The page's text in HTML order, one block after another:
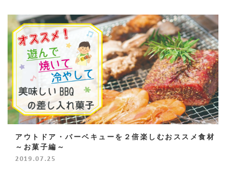
アウトドア・バーベキューを２倍楽しむおススメ食材
～お菓子編～
2019.07.25